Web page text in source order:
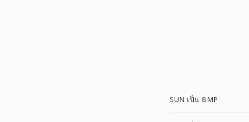
SUN เป็น BMP